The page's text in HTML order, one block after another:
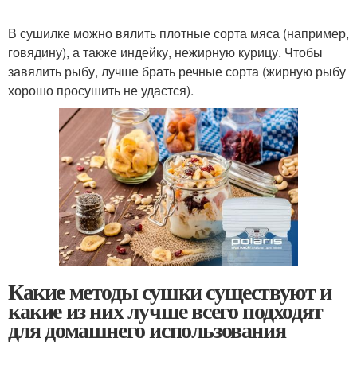
В сушилке можно вялить плотные сорта мяса (например,
говядину), а также индейку, нежирную курицу. Чтобы
завялить рыбу, лучше брать речные сорта (жирную рыбу
хорошо просушить не удастся).
Какие методы сушки существуют и
какие из них лучше всего подходят
для домашнего использования